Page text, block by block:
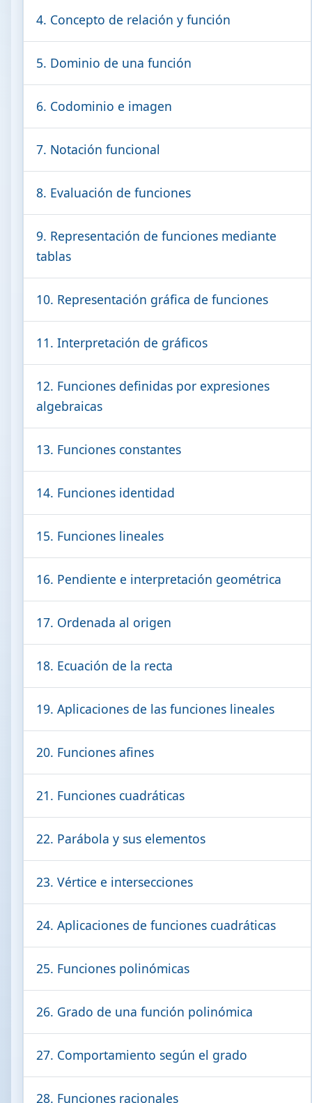
4. Concepto de relación y función
5. Dominio de una función
6. Codominio e imagen
7. Notación funcional
8. Evaluación de funciones
9. Representación de funciones mediante
tablas
10. Representación gráfica de funciones
11. Interpretación de gráficos
12. Funciones definidas por expresiones
algebraicas
13. Funciones constantes
14. Funciones identidad
15. Funciones lineales
16. Pendiente e interpretación geométrica
17. Ordenada al origen
18. Ecuación de la recta
19. Aplicaciones de las funciones lineales
20. Funciones afines
21. Funciones cuadráticas
22. Parábola y sus elementos
23. Vértice e intersecciones
24. Aplicaciones de funciones cuadráticas
25. Funciones polinómicas
26. Grado de una función polinómica
27. Comportamiento según el grado
28. Funciones racionales